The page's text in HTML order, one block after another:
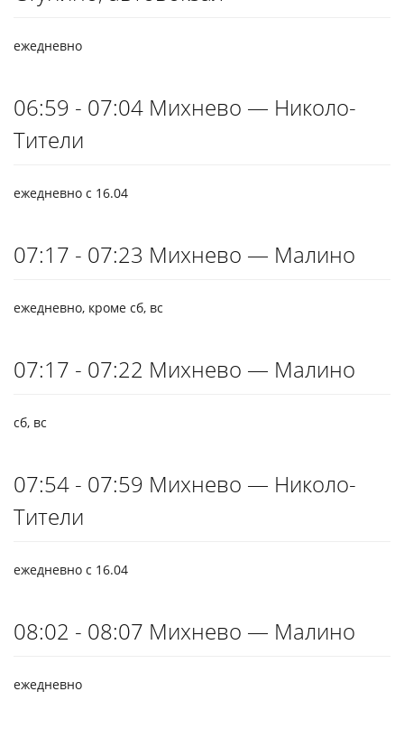
ежедневно
06:59 - 07:04 Михнево — Николо-
Тители
ежедневно с 16.04
07:17 - 07:23 Михнево — Малино
ежедневно, кроме сб, вс
07:17 - 07:22 Михнево — Малино
сб, вс
07:54 - 07:59 Михнево — Николо-
Тители
ежедневно с 16.04
08:02 - 08:07 Михнево — Малино
ежедневно